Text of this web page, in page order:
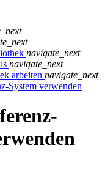
navigate_next
navigate_next
arbeiten navigate_next
System verwenden